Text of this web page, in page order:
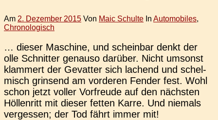
Am 2. Dezember 2015 Von Maic Schulte In Automobiles,
Chronologisch
… dieser Maschi­ne, und schein­bar denkt der
olle Schnit­ter genau­so dar­über. Nicht umsonst
klam­mert der Gevat­ter sich lachend und schel­
misch grin­send am vor­de­ren Fender fest. Wohl
schon jetzt voller Vor­freu­de auf den nächs­ten
Höl­len­ritt mit dieser fetten Karre. Und nie­mals
ver­ges­sen; der Tod fährt immer mit!